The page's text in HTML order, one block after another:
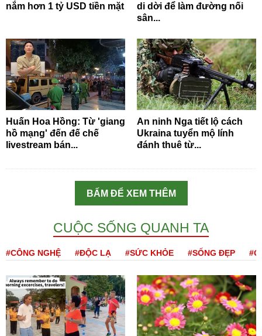
nắm hơn 1 tỷ USD tiền mặt
di dời để làm đường nối
sân...
Huấn Hoa Hồng: Từ 'giang
hồ mạng' đến đế chế
livestream bán...
An ninh Nga tiết lộ cách
Ukraina tuyển mộ lính
đánh thuê từ...
BẤM ĐỂ XEM THÊM
CUỘC SỐNG QUANH TA
#CÔNG NGHỆ #ĐỘC LẠ #SỨC KHỎE #SỐNG ĐẸP